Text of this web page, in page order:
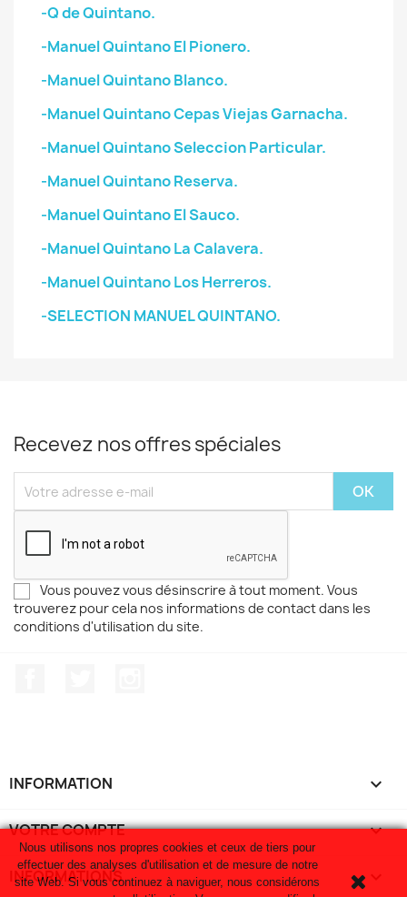
-Q de Quintano.
-Manuel Quintano El Pionero.
-Manuel Quintano Blanco.
-Manuel Quintano Cepas Viejas Garnacha.
-Manuel Quintano Seleccion Particular.
-Manuel Quintano Reserva.
-Manuel Quintano El Sauco.
-Manuel Quintano La Calavera.
-Manuel Quintano Los Herreros.
-SELECTION MANUEL QUINTANO.
Recevez nos offres spéciales
Vous pouvez vous désinscrire à tout moment. Vous
trouverez pour cela nos informations de contact dans les
conditions d'utilisation du site.
INFORMATION 
VOTRE COMPTE 
INFORMATIONS keyboard_arrow_down
Nous utilisons nos propres cookies et ceux de tiers pour
effectuer des analyses d'utilisation et de mesure de notre
site Web. Si vous continuez à naviguer, nous considérons